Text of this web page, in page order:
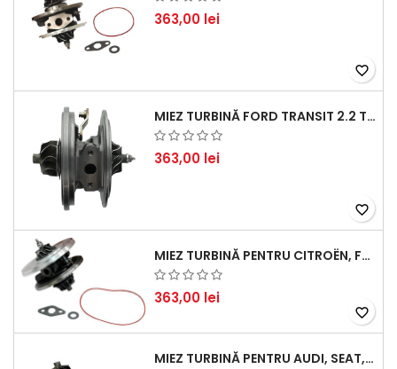
363,00 lei
favorite_border
MIEZ TURBINĂ FORD TRANSIT 2.2 TDCI (2007-2016)
363,00 lei
favorite_border
MIEZ TURBINĂ PENTRU CITROËN, FORD, MAZDA, MINI, PEUGEOT ȘI VOLVO - MOTORIZĂRI 1.6 HDI ȘI 1.6 D
363,00 lei
favorite_border
MIEZ TURBINĂ PENTRU AUDI, SEAT, SKODA ȘI VOLKSWAGEN - MOTORIZĂRI 2.0 TDI 103KW 140CP